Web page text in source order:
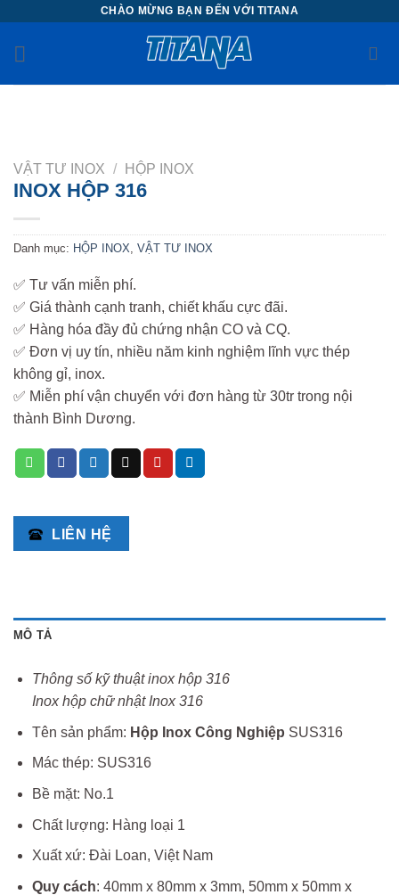
CHÀO MỪNG BẠN ĐẾN VỚI TITANA
VẬT TƯ INOX / HỘP INOX
INOX HỘP 316
Danh mục: HỘP INOX, VẬT TƯ INOX
✅ Tư vấn miễn phí.
✅ Giá thành cạnh tranh, chiết khấu cực đãi.
✅ Hàng hóa đầy đủ chứng nhận CO và CQ.
✅ Đơn vị uy tín, nhiều năm kinh nghiệm lĩnh vực thép
không gỉ, inox.
✅ Miễn phí vận chuyển với đơn hàng từ 30tr trong nội
thành Bình Dương.
LIÊN HỆ
MÔ TẢ
Thông số kỹ thuật inox hộp 316
Inox hộp chữ nhật Inox 316
Tên sản phẩm: Hộp Inox Công Nghiệp SUS316
Mác thép: SUS316
Bề mặt: No.1
Chất lượng: Hàng loại 1
Xuất xứ: Đài Loan, Việt Nam
Quy cách: 40mm x 80mm x 3mm, 50mm x 50mm x